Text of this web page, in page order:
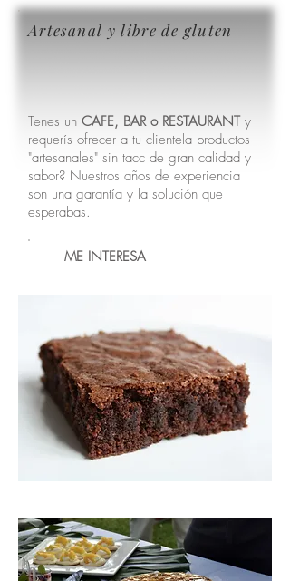
Artesanal y libre de gluten
Tenes un CAFE, BAR o RESTAURANTy
requerís ofrecer a tu clientela productos
"artesanales" sin tacc de gran calidad y
sabor? Nuestros años de experiencia
son una garantía y la solución que
esperabas.
ME INTERESA